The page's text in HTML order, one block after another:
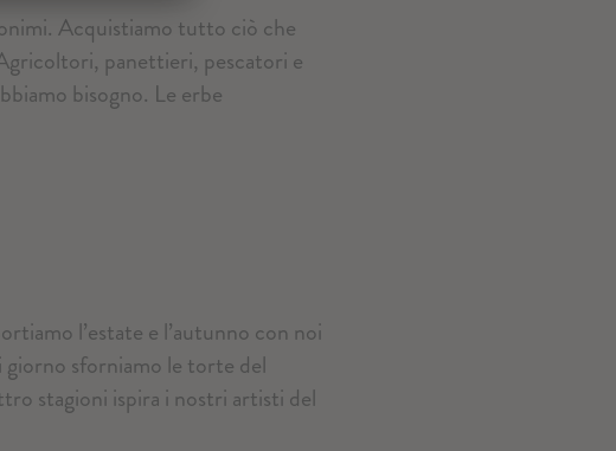
Acquistiamo tutto ciò che
panettieri, pescatori e
bisogno. Le erbe
l’estate e l’autunno con noi
sforniamo le torte del
stagioni ispira i nostri artisti del